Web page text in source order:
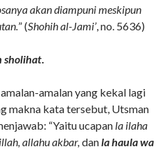
akan diampuni meskipun
” (Shohih al-Jami’, no. 5636)
sholihat.
amalan yang kekal lagi
makna kata tersebut, Utsman
“Yaitu ucapan la ilaha
allahu akbar, danla haula wa